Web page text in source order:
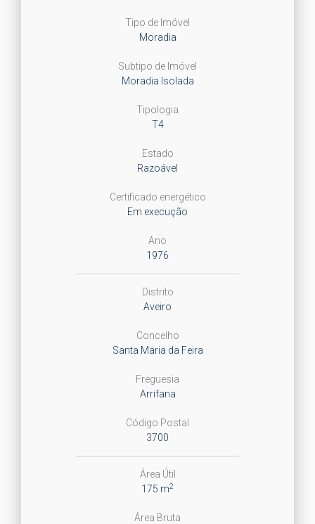
Tipo de Imóvel
Moradia
Subtipo de Imóvel
Moradia Isolada
Tipologia
T4
Estado
Razoável
Certificado energético
Em execução
Ano
1976
Distrito
Aveiro
Concelho
Santa Maria da Feira
Freguesia
Arrifana
Código Postal
3700
Área Útil
175 m2
Área Bruta